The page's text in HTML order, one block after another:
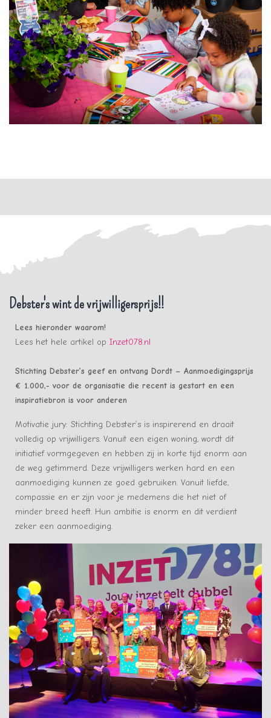
Debster's wint de vrijwilligersprijs!!
Lees hieronder waarom!
Lees het hele artikel op Inzet078.nl
Stichting Debster’s geef en ontvang Dordt – Aanmoedigingsprijs
€ 1.000,- voor de organisatie die recent is gestart en een
inspiratiebron is voor anderen
Motivatie jury: Stichting Debster’s is inspirerend en draait
volledig op vrijwilligers. Vanuit een eigen woning, wordt dit
initiatief vormgegeven en hebben zij in korte tijd enorm aan
de weg getimmerd. Deze vrijwilligers werken hard en een
aanmoediging kunnen ze goed gebruiken. Vanuit liefde,
compassie en er zijn voor je medemens die het niet of
minder breed heeft. Hun ambitie is enorm en dit verdient
zeker een aanmoediging.